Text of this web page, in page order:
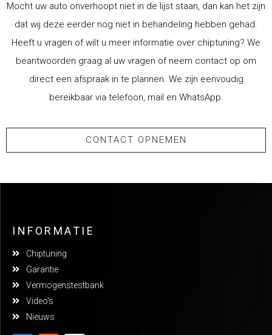
Mocht uw auto onverhoopt niet in de lijst staan, dan kan het zijn
dat wij deze eerder nog niet in behandeling hebben gehad.
Heeft u vragen of wilt u meer informatie over chiptuning? We
beantwoorden graag al uw vragen of neem contact op om
direct een afspraak in te plannen. We zijn eenvoudig
bereikbaar via telefoon, mail en WhatsApp.
CONTACT OPNEMEN
INFORMATIE
Chiptuning
Garantie
Vermogenstestbank
Video's
Nieuws